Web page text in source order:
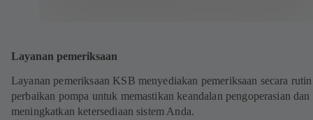
Layanan pemeriksaan
Layanan pemeriksaan KSB menyediakan pemeriksaan secara
perbaikan pompa untuk memastikan keandalan pengoperasian dan
meningkatkan ketersediaan sistem Anda.